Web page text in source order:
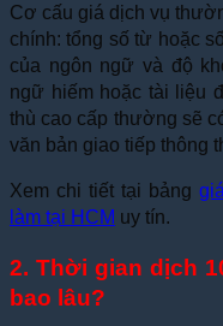
Cơ cấu giá dịch vụ
chính: tổng số từ hoặc
của ngôn ngữ và độ
ngữ hiếm hoặc tài liệu
thù cao cấp thường sẽ
văn bản giao tiếp thông
Xem chi tiết tại bảng
làm tại HCM uy tín.
2. Thời gian dịch
bao lâu?